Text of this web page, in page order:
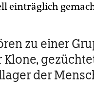
einträglich
zu einer
der